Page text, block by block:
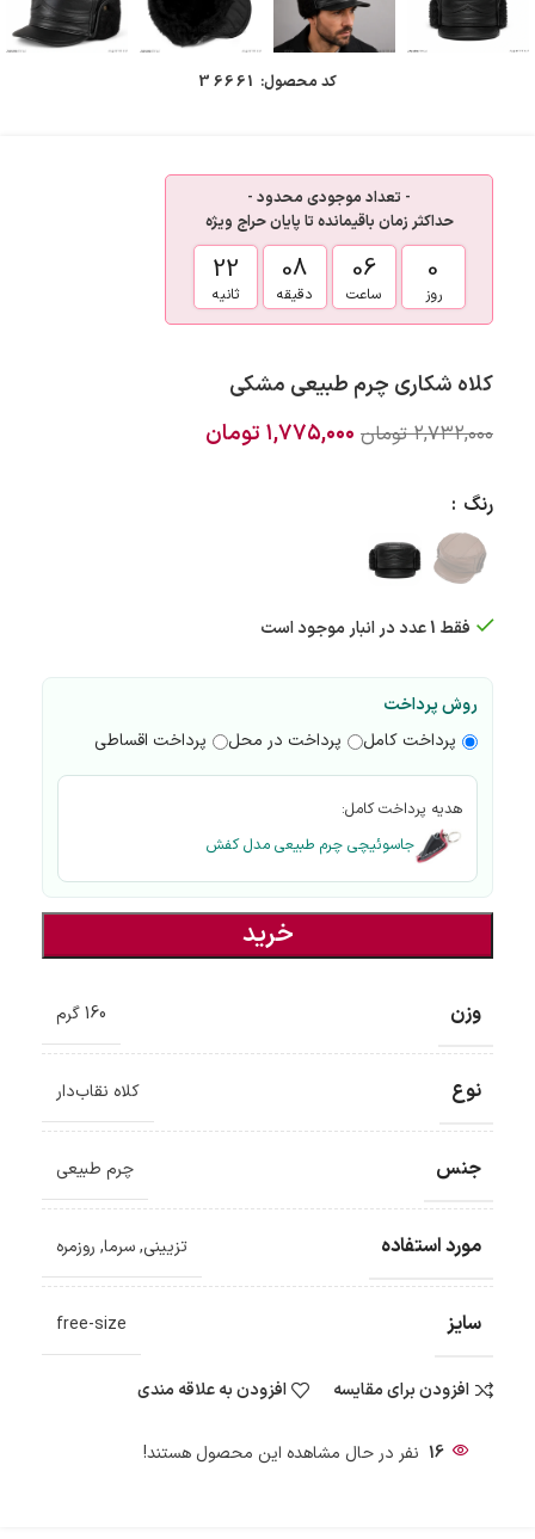
کد محصول: 36661
- تعداد موجودی محدود -
حداکثر زمان باقیمانده تا پایان حراج ویژه
0
روز
06
ساعت
08
دقیقه
21
ثانیه
کلاه شکاری چرم طبیعی مشکی
۲,۷۳۲,۰۰۰ تومان ۱,۷۷۵,۰۰۰ تومان
رنگ
فقط 1 عدد در انبار موجود است
روش پرداخت
پرداخت کامل
پرداخت در محل پرداخت اقساطی
هدیه پرداخت کامل:
جاسوئیچی چرم طبیعی مدل کفش
خرید
وزن 160 گرم
نوع کلاه نقاب‌دار
جنس چرم طبیعی
مورد استفاده تزیینی,سرما, روزمره
سایز free-size
افزودن برای مقایسه افزودن به علاقه مندی
16 نفر در حال مشاهده این محصول هستند!
گارانتی معتبر برای تمامی محصولات ارائه می‌شود.
ارسال سریع و رایگان
تومان ، رایگان به سراسر کشور
ارسال می‌شود.